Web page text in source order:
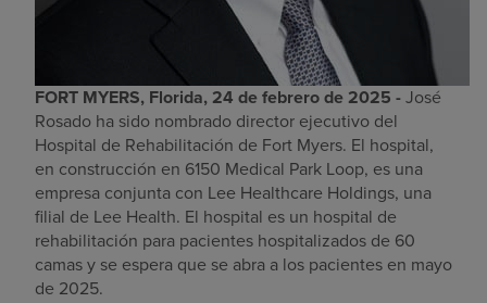
FORT MYERS, Florida, 24 de febrero de 2025 -José
Rosado ha sido nombrado director ejecutivo del
Hospital de Rehabilitación de Fort Myers. El hospital,
en construcción en 6150 Medical Park Loop, es una
empresa conjunta con Lee Healthcare Holdings, una
filial de Lee Health. El hospital es un hospital de
rehabilitación para pacientes hospitalizados de 60
camas y se espera que se abra a los pacientes en mayo
de 2025.